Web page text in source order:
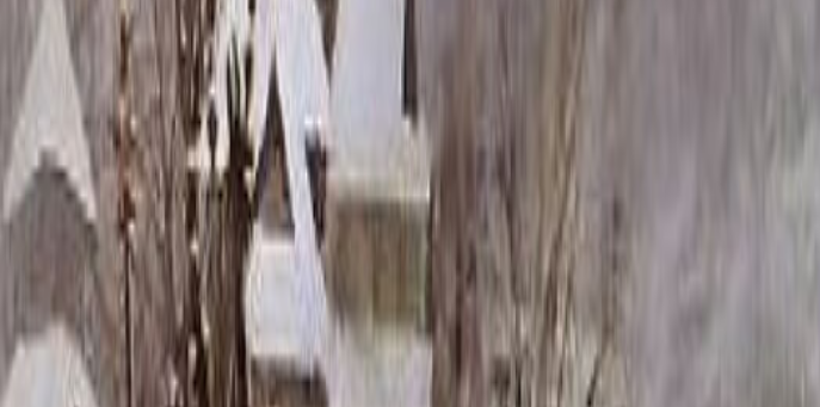
Контакты
Скидка 5.00% на Надгробные плиты
Скидка 5.00% на Надгробные плиты
Памятник ММ/L-2106
Памятники По форме Горизонтальные Памятник ММ/L-2106
130 800